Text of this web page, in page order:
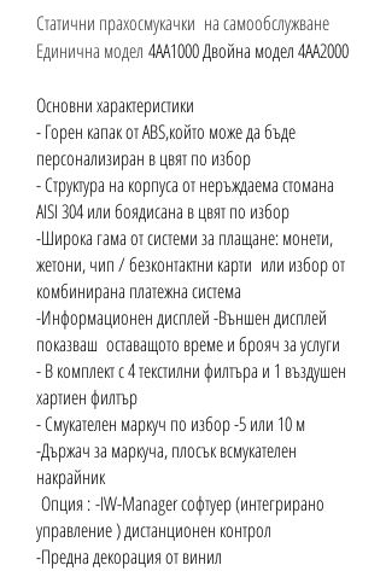
Статични прахосмукачки на самообслужване
Единична модел 4AA1000 Двойна модел 4AA2000
Основни характеристики
- Горен капак от ABS,който може да бъде
персонализиран в цвят по избор
- Структура на корпуса от неръждаема стомана
AISI 304 или боядисана в цвят по избор
-Широка гама от системи за плащане: монети,
жетони, чип / безконтактни карти или избор от
комбинирана платежна система
-Информационен дисплей -Външен дисплей
показваш оставащото време и брояч за услуги
-В комплект с 4 текстилни филтъра и 1 въздушен
хартиен филтър
- Смукателен маркуч по избор -5 или 10 м
-Държач за маркуча, плосък всмукателен
накрайник
Опция :-IW-Manager софтуер (интегрирано
управление ) дистанционен контрол
-Предна декорация от винил